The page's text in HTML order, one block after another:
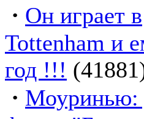
· Он играет в
Tottenham и
год !!!
· Моуринью: